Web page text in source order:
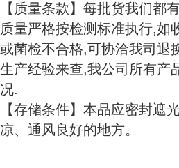
【质量条款】每批货我们都
质量严格按检测标准执行,如
或菌检不合格,可协洽我司退
生产经验来查,我公司所有产
况.
【存储条件】本品应密封遮
凉、通风良好的地方。